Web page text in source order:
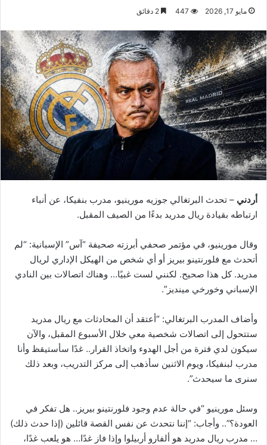
مايو 17, 2026 447
أردني – تحدث البرتغالي جوزيه مورينيو، مدرب بنفيكا، عن أنباء
ارتباطه بقيادة ريال مدريد بدءًا من الصيف المقبل.
وقال مورينيو، في مؤتمر صحفي أبرزته صحيفة “آس” الإسبانية: “لم
أتحدث مع فلورنتينو بيريز أو أي شخص من الهيكل الإداري لريال
مدريد. كل هذا صحيح. لكنني لست غبيًا… وهناك اتصالات بين النادي
الإسباني وخورخي مينديز”.
وأضاف المدرب البرتغالي: “أعتقد أن المحادثات مع ريال مدريد
ستتحول إلى اتصالات شخصية معي خلال الأسبوع المقبل، والآن
سيكون لدي فترة من أجل الهدوء واتخاذ القرار.. غدًا سأستيقظ وأنا
مدرب لبنفيكا، ويوم الاثنين سأذهب إلى مركز التدريب، وبعد ذلك
سنرى ما سيحدث”.
وسئل مورينيو “في حالة عدم وجود فلورنتينو بيريز.. هل تفكر في
العودة؟”.. وأجاب: “إننا نتحدث عن نفس القصة قائلين (إذا حدث ذلك)
… مدرب ريال مدريد هو ألفارو أربيلوا وإذا فاز غدًا… هو يلعب غدًا،